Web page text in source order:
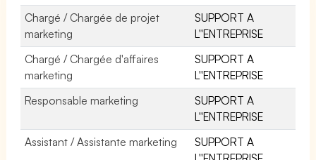
Chargé / Chargée de projet
marketing
SUPPORT A
L''ENTREPRISE
Chargé / Chargée d'affaires
marketing
SUPPORT A
L''ENTREPRISE
Responsable marketing
SUPPORT A
L''ENTREPRISE
Assistant / Assistante marketing
SUPPORT A